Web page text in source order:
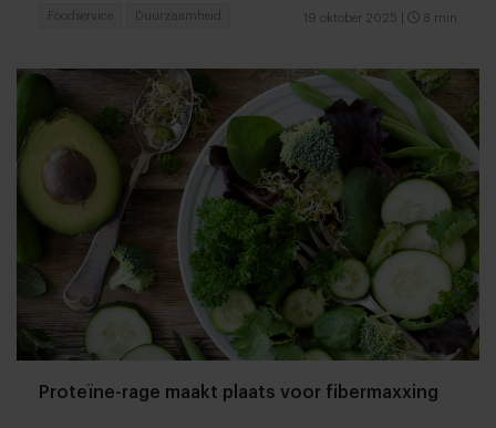
19 oktober 2025 8 min
Foodservice Duurzaamheid
Proteïne-rage maakt plaats voor fibermaxxing